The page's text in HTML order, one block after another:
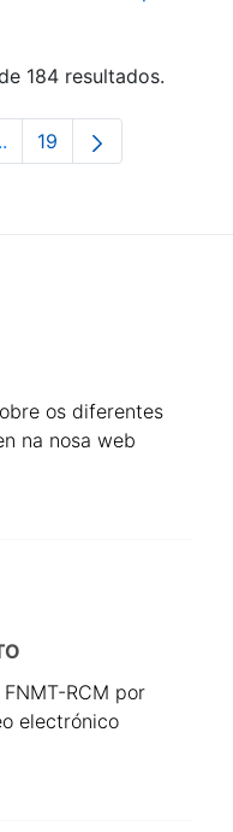
184 resultados.
Páxinas intermedias Use
Páxina
19
os diferentes
na nosa web
RCM por
electrónico